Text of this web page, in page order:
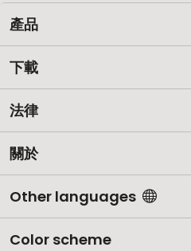
產品
下載
法律
關於
Other languages
Color scheme